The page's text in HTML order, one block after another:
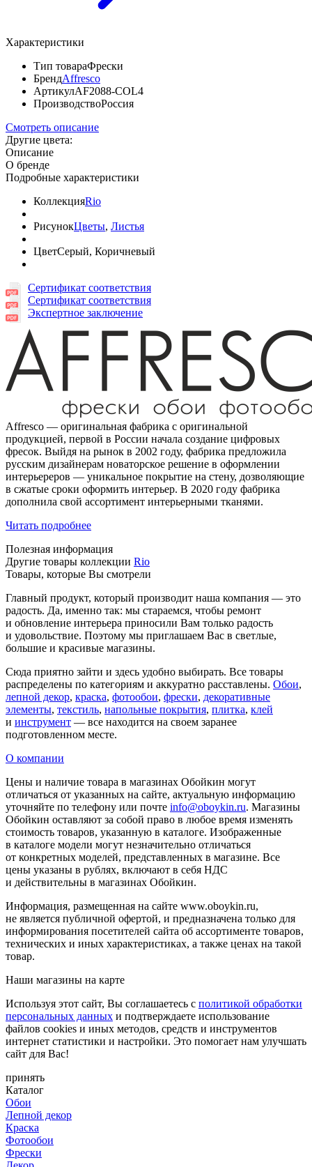
Характеристики
Тип товараФрески
БрендAffresco
АртикулAF2088-COL4
ПроизводствоРоссия
Смотреть описание
Другие цвета:
Описание
О бренде
Подробные характеристики
КоллекцияRio
РисунокЦветы, Листья
ЦветСерый, Коричневый
Сертификат соответствия
Сертификат соответствия
Экспертное заключение
Affresco — оригинальная фабрика с оригинальной
продукцией, первой в России начала создание цифровых
фресок. Выйдя на рынок в 2002 году, фабрика предложила
русским дизайнерам новаторское решение в оформлении
интерьереров — уникальное покрытие на стену, дозволяющие
в сжатые сроки оформить интерьер. В 2020 году фабрика
дополнила свой ассортимент интерьерными тканями.
Читать подробнее
Полезная информация
Другие товары коллекции Rio
Товары, которые Вы смотрели
Главный продукт, который производит наша компания — это
радость. Да, именно так: мы стараемся, чтобы ремонт
и обновление интерьера приносили Вам только радость
и удовольствие. Поэтому мы приглашаем Вас в светлые,
большие и красивые магазины.
Сюда приятно зайти и здесь удобно выбирать. Все товары
распределены по категориям и аккуратно расставлены. Обои,
лепной декор, краска, фотообои, фрески, декоративные
элементы, текстиль, напольные покрытия, плитка, клей
и инструмент — все находится на своем заранее
подготовленном месте.
О компании
Цены и наличие товара в магазинах Обойкин могут
отличаться от указанных на сайте, актуальную информацию
уточняйте по телефону или почте info@oboykin.ru. Магазины
Обойкин оставляют за собой право в любое время изменять
стоимость товаров, указанную в каталоге. Изображенные
в каталоге модели могут незначительно отличаться
от конкретных моделей, представленных в магазине. Все
цены указаны в рублях, включают в себя НДС
и действительны в магазинах Обойкин.
Информация, размещенная на сайте www.oboykin.ru,
не является публичной офертой, и предназначена только для
информирования посетителей сайта об ассортименте товаров,
технических и иных характеристиках, а также ценах на такой
товар.
Наши магазины на карте
Используя этот сайт, Вы соглашаетесь с политикой обработки
персональных данных и подтверждаете использование
файлов cookies и иных методов, средств и инструментов
интернет статистики и настройки. Это помогает нам улучшать
сайт для Вас!
принять
Каталог
Обои
Лепной декор
Краска
Фотообои
Фрески